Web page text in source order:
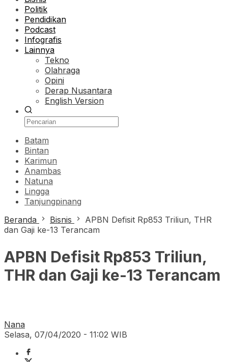
Politik
Pendidikan
Podcast
Infografis
Lainnya
Tekno
Olahraga
Opini
Derap Nusantara
English Version
Batam
Bintan
Karimun
Anambas
Natuna
Lingga
Tanjungpinang
Beranda
Bisnis
APBN Defisit Rp853 Triliun, THR
dan Gaji ke-13 Terancam
APBN Defisit Rp853 Triliun,
THR dan Gaji ke-13 Terancam
Nana
Selasa, 07/04/2020 - 11:02 WIB